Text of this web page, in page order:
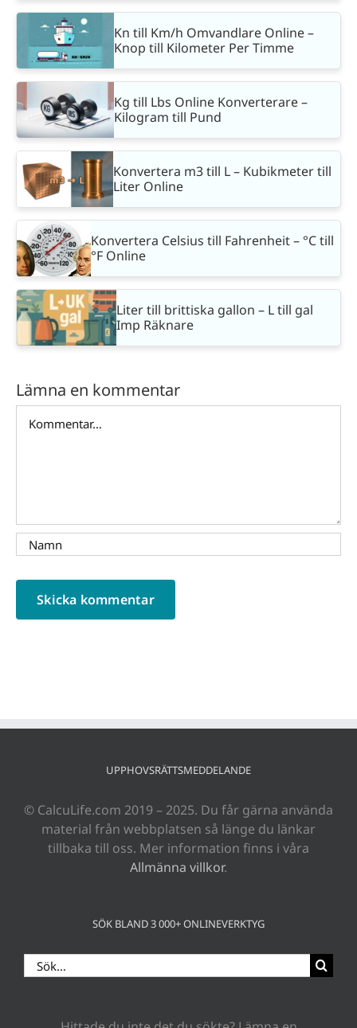
Kn till Km/h Omvandlare Online –
Knop till Kilometer Per Timme
Kg till Lbs Online Konverterare –
Kilogram till Pund
Konvertera m3 till L – Kubikmeter till
Liter Online
Konvertera Celsius till Fahrenheit – °C till
°F Online
Liter till brittiska gallon – L till gal
Imp Räknare
Lämna en kommentar
UPPHOVSRÄTTSMEDDELANDE
© CalcuLife.com 2019 – 2025. Du får gärna använda
material från webbplatsen så länge du länkar
tillbaka till oss. Mer information finns i våra
Allmänna villkor.
SÖK BLAND 3 000+ ONLINEVERKTYG
Sök
efter: